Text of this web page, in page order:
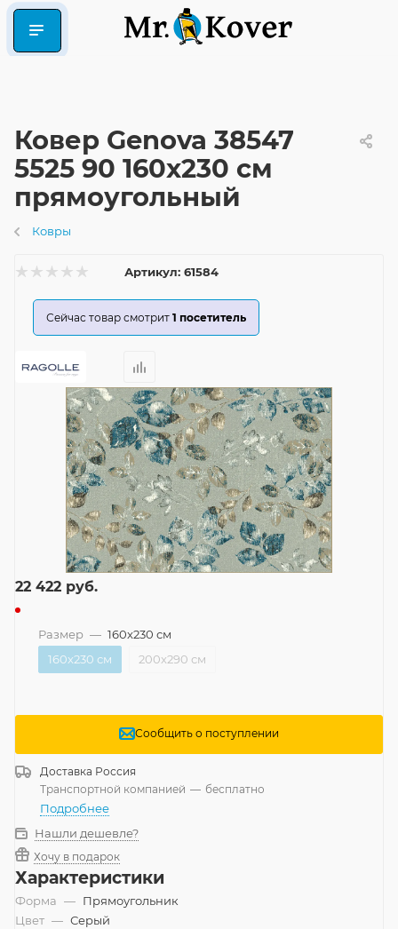
Ковер Genova 38547
5525 90 160x230 см
прямоугольный
Ковры
Артикул: 61584
Сейчас товар смотрит 1 посетитель
22 422 руб.
Размер — 160x230 см
160x230 см
200x290 см
Сообщить о поступлении
Доставка Россия
Транспортной компанией — бесплатно
Подробнее
Нашли дешевле?
Хочу в подарок
Характеристики
Форма — Прямоугольник
Цвет — Серый